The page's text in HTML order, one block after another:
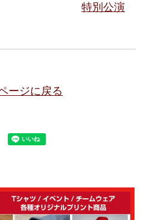
特別公演
ージに戻る